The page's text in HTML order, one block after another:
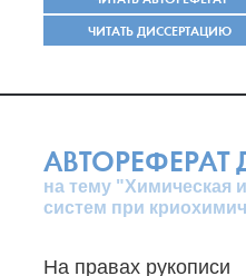
ЧИТАТЬ ДИССЕРТАЦИЮ
АВТОРЕФЕРАТ
на тему "Химическая
систем при
На правах рукописи